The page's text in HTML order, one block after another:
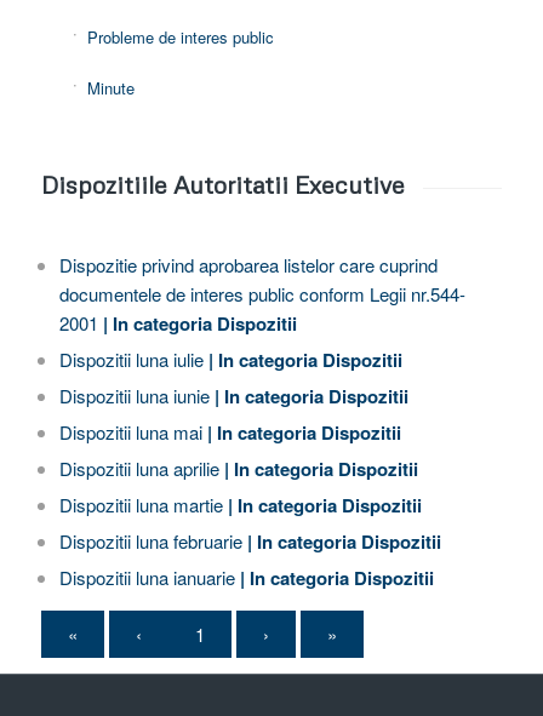
Probleme de interes public
Minute
Dispozitiile Autoritatii Executive
Dispozitie privind aprobarea listelor care cuprind
documentele de interes public conform Legii nr.544-
2001 | In categoria Dispozitii
Dispozitii luna iulie | In categoria Dispozitii
Dispozitii luna iunie | In categoria Dispozitii
Dispozitii luna mai | In categoria Dispozitii
Dispozitii luna aprilie | In categoria Dispozitii
Dispozitii luna martie | In categoria Dispozitii
Dispozitii luna februarie | In categoria Dispozitii
Dispozitii luna ianuarie | In categoria Dispozitii
« ‹ 1 › »